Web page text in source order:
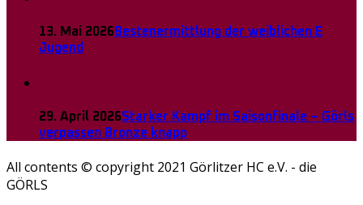
13. Mai 2026Bestenermittlung der weiblichen E
Jugend
29. April 2026Starker Kampf im Saisonfinale – Görls
verpassen Bronze knapp
All contents © copyright 2021 Görlitzer HC e.V. - die
GÖRLS